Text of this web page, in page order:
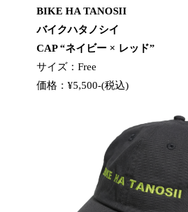
BIKE HA TANOSII
バイクハタノシイ
CAP “ネイビー × レッド”
サイズ：Free
価格：¥5,500-(税込)